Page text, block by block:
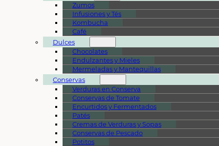
Zumos
Infusiones y Tés
Kombucha
Café
Dulces
Chocolates
Endulzantes y Mieles
Mermeladas y Mantequillas
Conservas
Verduras en Conserva
Conservas de Tomate
Encurtidos y Fermentados
Patés
Cremas de Verduras y Sopas
Conservas de Pescado
Potitos